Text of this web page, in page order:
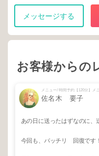
メッセージする
お客様からの
メニュー/ 時間予約【120分】メ
佐名木 要子
あの日に送ったはずなのに
今回も、バッチリ 回復です